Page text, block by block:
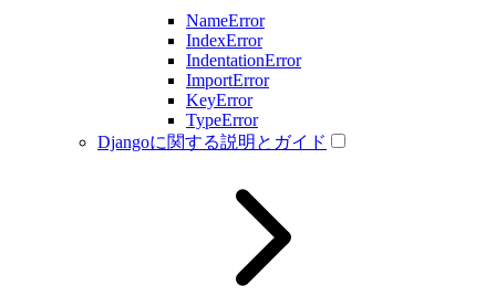
NameError
IndexError
IndentationError
ImportError
KeyError
TypeError
Djangoに関する説明とガイド